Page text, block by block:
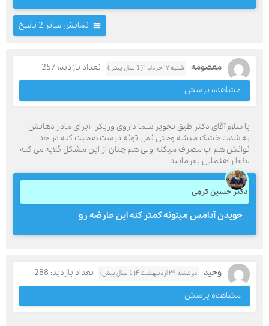
نمایش سایر 2 پاسخ
معصومه شنبه ۱۷ خرداد ۴( 1 سال پیش)
تعداد بازدید: 257
مشاهده پرسش
با سلام آقای دکتر طبق تجویز شما داروی وزیکر ۱۰برای مادر دهانش
به شدت خشک میشه وحتی نمی تونه درست صحبت کنه در حد
توانش هم اب مصرف میکنه ولی هم چنان از این مشکل گلایه می کنه
لطفا راهنمایی بفرمایید
دکتر حسین کرمی
جویدن آدامس میتونه کمتر کنه این عارضه رو
وحید دوشنبه ۲۹ اردیبهشت ۴( 1 سال پیش)
تعداد بازدید: 288
مشاهده پرسش